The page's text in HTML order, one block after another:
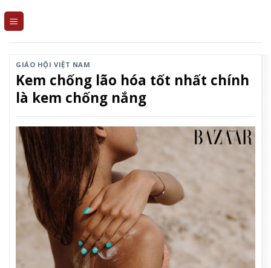
GIÁO HỘI VIỆT NAM
Kem chống lão hóa tốt nhất chính
là kem chống nắng